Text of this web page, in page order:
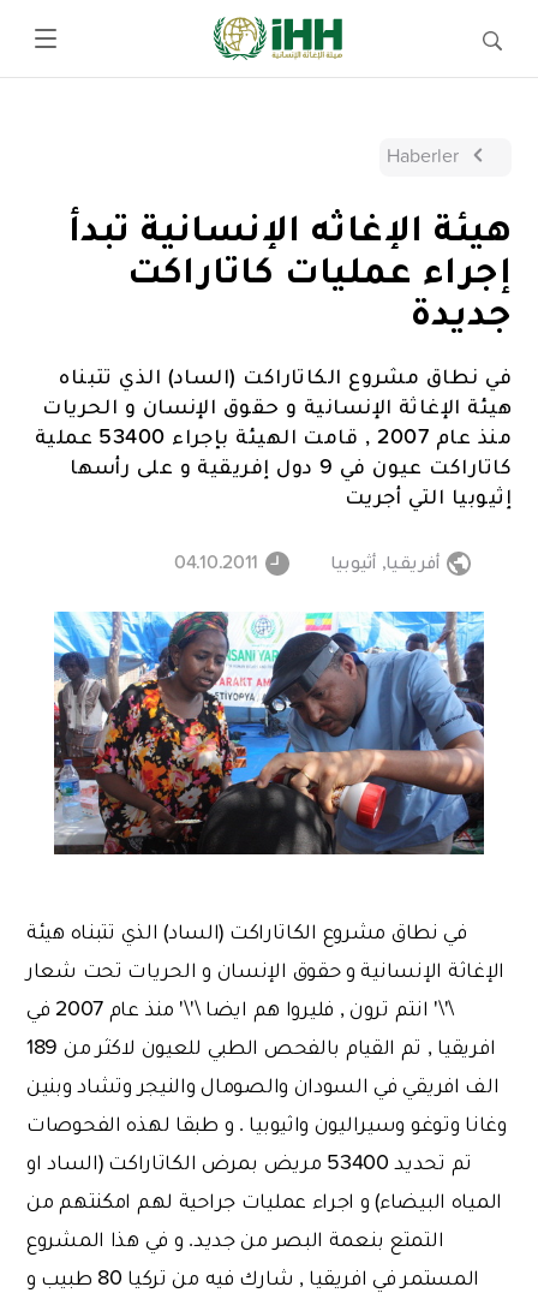
Haberler
هيئة الإغاثه الإنسانية تبدأ
إجراء عمليات كاتاراكت
جديدة
في نطاق مشروع الكاتاراكت (الساد) الذي تتبناه
هيئة الإغاثة الإنسانية و حقوق الإنسان و الحريات
منذ عام 2007 , قامت الهيئة بإجراء 53400 عملية
كاتاراكت عيون في 9 دول إفريقية و على رأسها
إثيوبيا التي أجريت
أفريقيا, أثيوبيا 04.10.2011
في نطاق مشروع الكاتاراكت (الساد) الذي تتبناه هيئة
الإغاثة الإنسانية و حقوق الإنسان و الحريات تحت شعار
\'\' انتم ترون , فليروا هم ايضا \'\' منذ عام 2007 في
افريقيا , تم القيام بالفحص الطبي للعيون لاكثر من 189
الف افريقي في السودان والصومال والنيجر وتشاد وبنين
وغانا وتوغو وسيراليون واثيوبيا . و طبقا لهذه الفحوصات
تم تحديد 53400 مريض بمرض الكاتاراكت (الساد او
المياه البيضاء) و اجراء عمليات جراحية لهم امكنتهم من
التمتع بنعمة البصر من جديد. و في هذا المشروع
المستمر في افريقيا , شارك فيه من تركيا 80 طبيب و